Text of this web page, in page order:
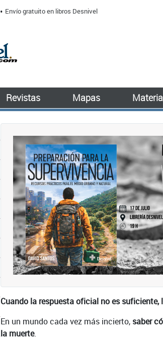
Envío gratuito en libros Desnivel
Revistas Mapas
Cuando la respuesta oficial no es
En un mundo cada vez más incierto, saber
la muerte.